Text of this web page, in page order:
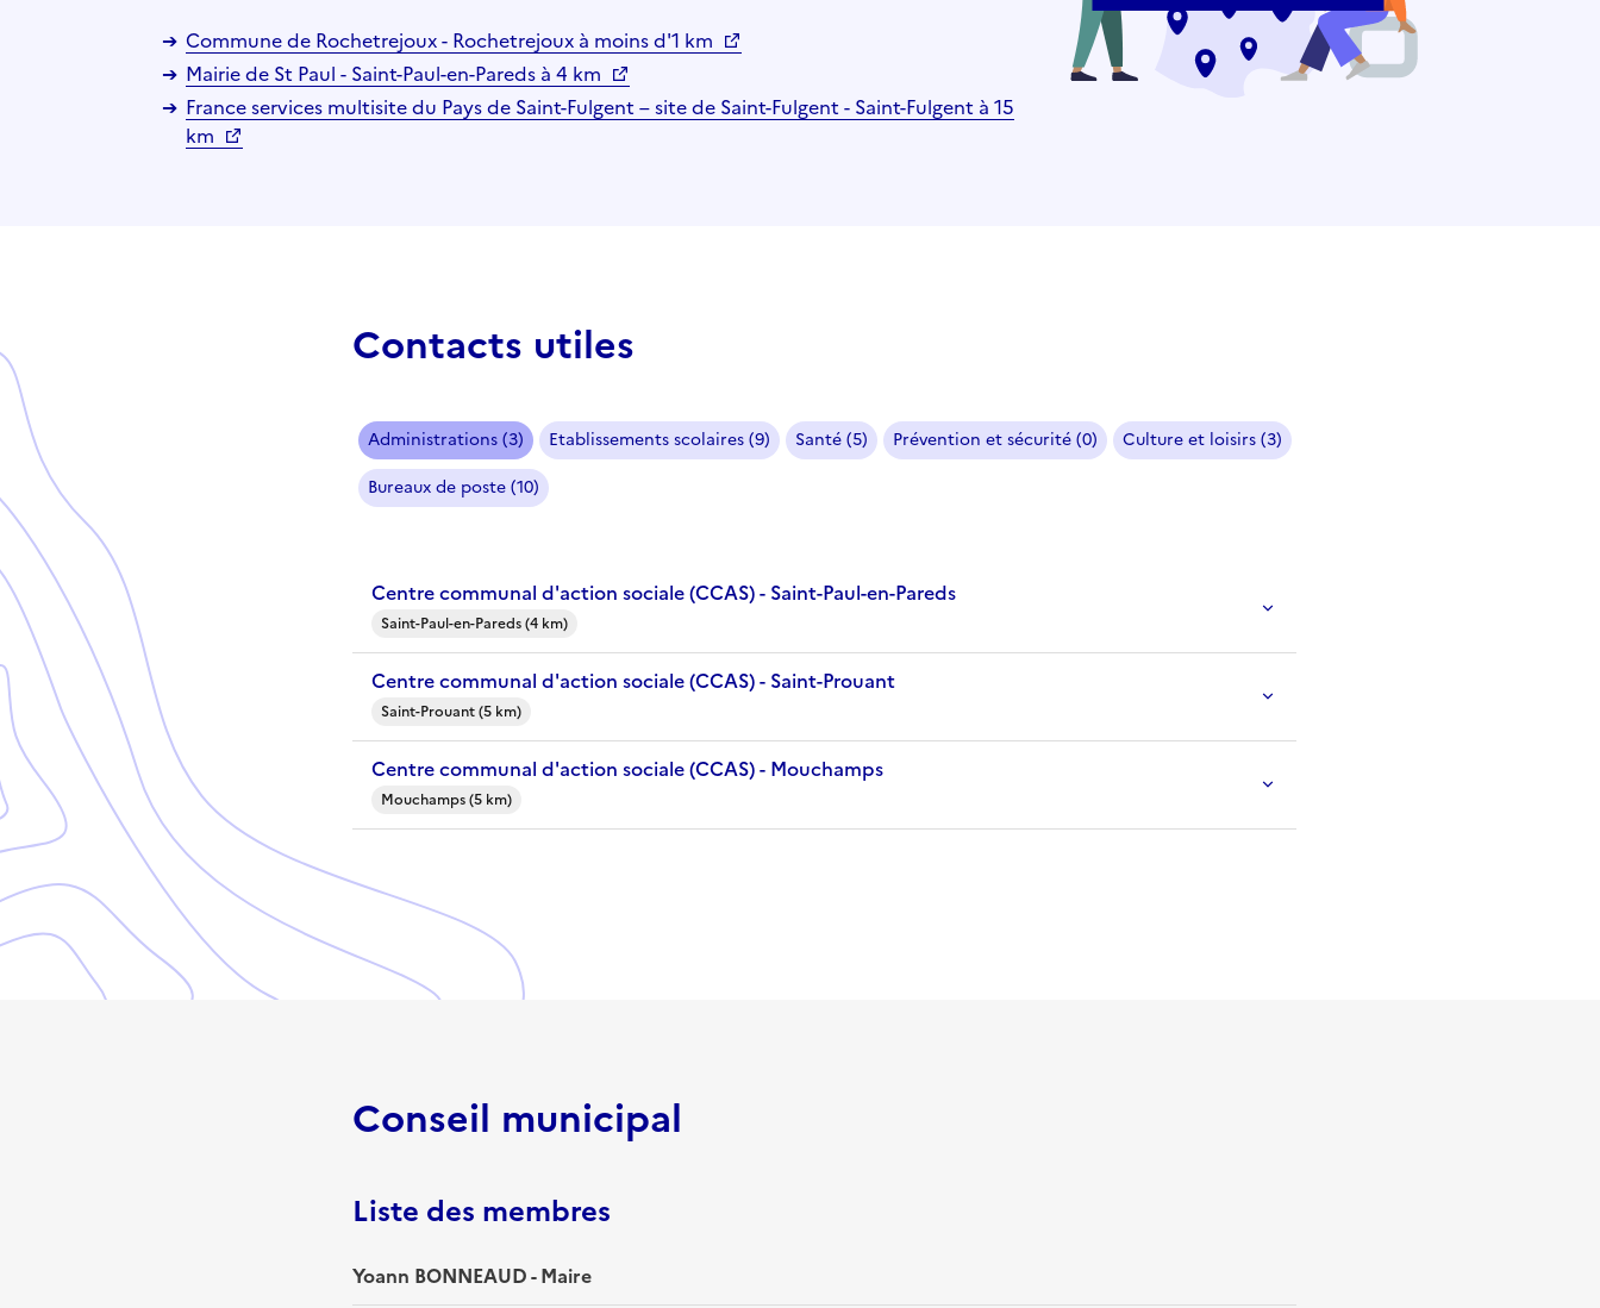
Commune de Rochetrejoux - Rochetrejoux à moins d'1 km
Mairie de St Paul - Saint-Paul-en-Pareds à 4 km
France services multisite du Pays de Saint-Fulgent – site de Saint-Fulgent - Saint-Fulgent à 15
km
Contacts utiles
Administrations (3) Etablissements scolaires (9) Santé (5) Prévention et sécurité (0)
Culture et loisirs (3)
Bureaux de poste (10)
Centre communal d'action sociale (CCAS) - Saint-Paul-en-Pareds
Saint-Paul-en-Pareds (4 km)
Centre communal d'action sociale (CCAS) - Saint-Prouant
Saint-Prouant (5 km)
Centre communal d'action sociale (CCAS) - Mouchamps
Mouchamps (5 km)
Conseil municipal
Liste des membres
Yoann BONNEAUD - Maire